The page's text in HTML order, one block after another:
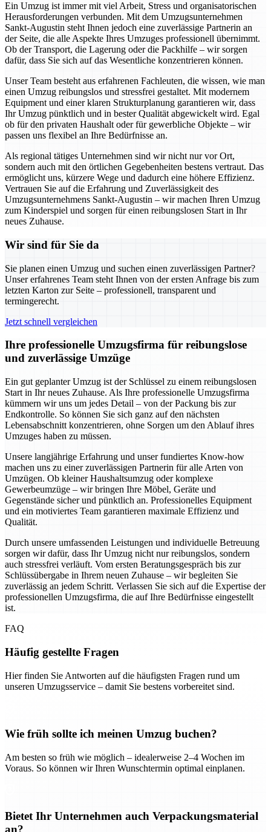
Ein Umzug ist immer mit viel Arbeit, Stress und organisatorischen
Herausforderungen verbunden. Mit dem Umzugsunternehmen
Sankt-Augustin steht Ihnen jedoch eine zuverlässige Partnerin an
der Seite, die alle Aspekte Ihres Umzuges professionell übernimmt.
Ob der Transport, die Lagerung oder die Packhilfe – wir sorgen
dafür, dass Sie sich auf das Wesentliche konzentrieren können.
Unser Team besteht aus erfahrenen Fachleuten, die wissen, wie man
einen Umzug reibungslos und stressfrei gestaltet. Mit modernem
Equipment und einer klaren Strukturplanung garantieren wir, dass
Ihr Umzug pünktlich und in bester Qualität abgewickelt wird. Egal
ob für den privaten Haushalt oder für gewerbliche Objekte – wir
passen uns flexibel an Ihre Bedürfnisse an.
Als regional tätiges Unternehmen sind wir nicht nur vor Ort,
sondern auch mit den örtlichen Gegebenheiten bestens vertraut. Das
ermöglicht uns, kürzere Wege und dadurch eine höhere Effizienz.
Vertrauen Sie auf die Erfahrung und Zuverlässigkeit des
Umzugsunternehmens Sankt-Augustin – wir machen Ihren Umzug
zum Kinderspiel und sorgen für einen reibungslosen Start in Ihr
neues Zuhause.
Wir sind für Sie da
Sie planen einen Umzug und suchen einen zuverlässigen Partner?
Unser erfahrenes Team steht Ihnen von der ersten Anfrage bis zum
letzten Karton zur Seite – professionell, transparent und
termingerecht.
Jetzt schnell vergleichen
Ihre professionelle Umzugsfirma für reibungslose
und zuverlässige Umzüge
Ein gut geplanter Umzug ist der Schlüssel zu einem reibungslosen
Start in Ihr neues Zuhause. Als Ihre professionelle Umzugsfirma
kümmern wir uns um jedes Detail – von der Packung bis zur
Endkontrolle. So können Sie sich ganz auf den nächsten
Lebensabschnitt konzentrieren, ohne Sorgen um den Ablauf ihres
Umzuges haben zu müssen.
Unsere langjährige Erfahrung und unser fundiertes Know-how
machen uns zu einer zuverlässigen Partnerin für alle Arten von
Umzügen. Ob kleiner Haushaltsumzug oder komplexe
Gewerbeumzüge – wir bringen Ihre Möbel, Geräte und
Gegenstände sicher und pünktlich an. Professionelles Equipment
und ein motiviertes Team garantieren maximale Effizienz und
Qualität.
Durch unsere umfassenden Leistungen und individuelle Betreuung
sorgen wir dafür, dass Ihr Umzug nicht nur reibungslos, sondern
auch stressfrei verläuft. Vom ersten Beratungsgespräch bis zur
Schlüssübergabe in Ihrem neuen Zuhause – wir begleiten Sie
zuverlässig an jedem Schritt. Verlassen Sie sich auf die Expertise der
professionellen Umzugsfirma, die auf Ihre Bedürfnisse eingestellt
ist.
FAQ
Häufig gestellte Fragen
Hier finden Sie Antworten auf die häufigsten Fragen rund um
unseren Umzugsservice – damit Sie bestens vorbereitet sind.
Wie früh sollte ich meinen Umzug buchen?
Am besten so früh wie möglich – idealerweise 2–4 Wochen im
Voraus. So können wir Ihren Wunschtermin optimal einplanen.
Bietet Ihr Unternehmen auch Verpackungsmaterial
an?